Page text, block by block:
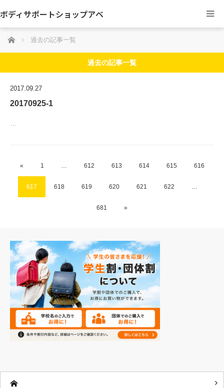
ボディサポートショップアベ
ホーム 過去の記事一覧
過去の記事一覧
2017.09.27
20170925-1
« 1 … 612 613 614 615 616
617 618 619 620 621 622 …
681 »